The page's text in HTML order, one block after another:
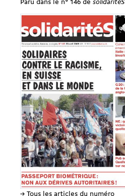
Paru dans le n° 146 de solidaritéS
→ Tous les articles du numéro